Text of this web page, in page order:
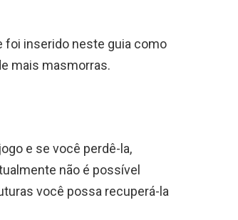
foi inserido neste guia como
mais masmorras.
e se você perdê-la,
não é possível
você possa recuperá-la